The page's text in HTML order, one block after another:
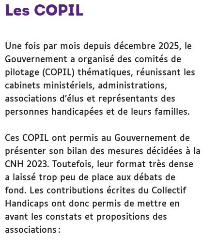
Les COPIL
Une fois par mois depuis décembre 2025, le
Gouvernement a organisé des comités de
pilotage (COPIL) thématiques, réunissant les
cabinets ministériels, administrations,
associations d’élus et représentants des
personnes handicapées et de leurs familles.
Ces COPIL ont permis au Gouvernement de
présenter son bilan des mesures décidées à la
CNH 2023. Toutefois, leur format très dense
a laissé trop peu de place aux débats de
fond. Les contributions écrites du Collectif
Handicaps ont donc permis de mettre en
avant les constats et propositions des
associations :